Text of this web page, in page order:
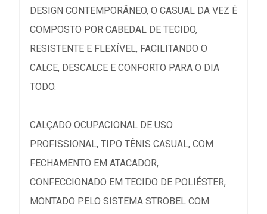
DESIGN CONTEMPORÂNEO, O CASUAL DA VEZ É
COMPOSTO POR CABEDAL DE TECIDO,
RESISTENTE E FLEXÍVEL, FACILITANDO O
CALCE, DESCALCE E CONFORTO PARA O DIA
TODO.
CALÇADO OCUPACIONAL DE USO
PROFISSIONAL, TIPO TÊNIS CASUAL, COM
FECHAMENTO EM ATACADOR,
CONFECCIONADO EM TECIDO DE POLIÉSTER,
MONTADO PELO SISTEMA STROBEL COM